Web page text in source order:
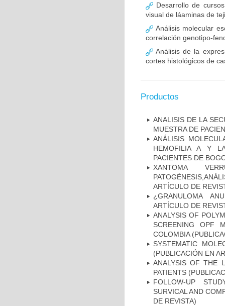
Desarrollo de
visual de láaminas de
Análisis molecular
correlación genotipo-
Análisis de la
cortes histológicos de
Productos
ANALISIS DE LA
MUESTRA DE
ANÁLISIS
HEMOFILIA A Y
PACIENTES DE
XANTOMA
ARTÍCULO DE
¿GRANULOMA
ARTÍCULO DE
ANALYSIS OF
SCREENING OPF
COLOMBIA
SYSTEMATIC
(PUBLICACIÓN EN
ANALYSIS OF THE
PATIENTS
FOLLOW-UP
SURVICAL AND
DE REVISTA)